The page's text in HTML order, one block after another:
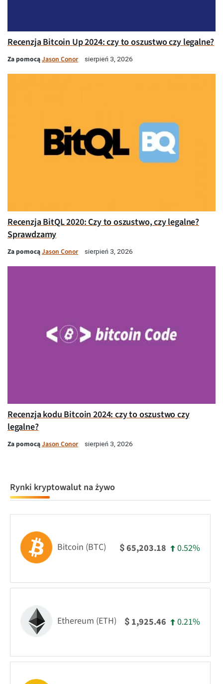
Recenzja Bitcoin Up 2024: czy to oszustwo czy legalne?
Za pomocąJason Conor sierpień 3, 2026
Recenzja BitQL 2020: Czy to oszustwo, czy legalne?
Sprawdzamy
Za pomocąJason Conor sierpień 3, 2026
Recenzja kodu Bitcoin 2024: czy to oszustwo czy
legalne?
Za pomocąJason Conor sierpień 3, 2026
Rynki kryptowalut na żywo
Bitcoin (BTC) $65,203.18 0.52%
Ethereum (ETH) $ 1,925.46 0.21%